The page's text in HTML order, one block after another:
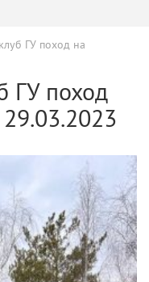
ГУ поход на
ГУ поход